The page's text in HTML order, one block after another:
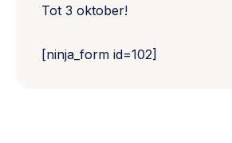
Tot 3 oktober!
[ninja_form id=102]